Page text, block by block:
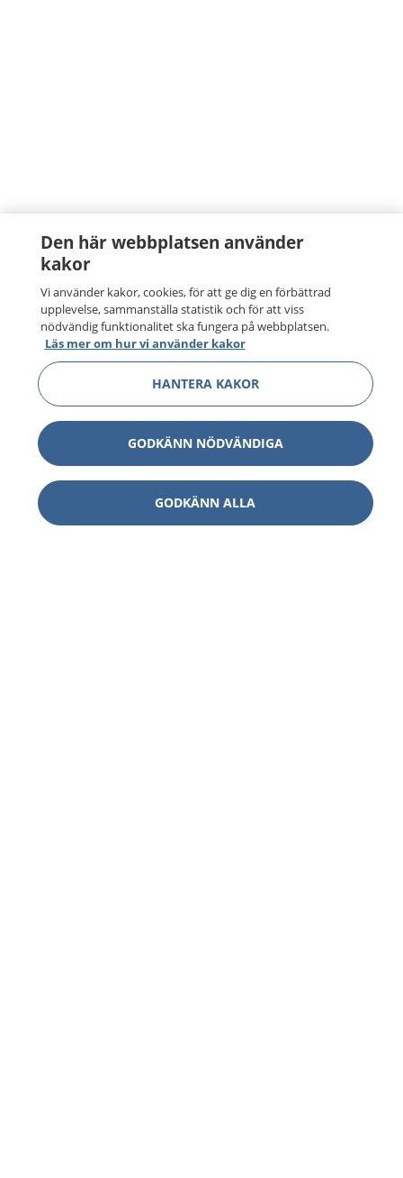
Den här webbplatsen använder
kakor
Vi använder kakor, cookies, för att ge dig en förbättrad
upplevelse, sammanställa statistik och för att viss
nödvändig funktionalitet ska fungera på webbplatsen.
Läs mer om hur vi använder kakor
HANTERA KAKOR
GODKÄNN NÖDVÄNDIGA
GODKÄNN ALLA